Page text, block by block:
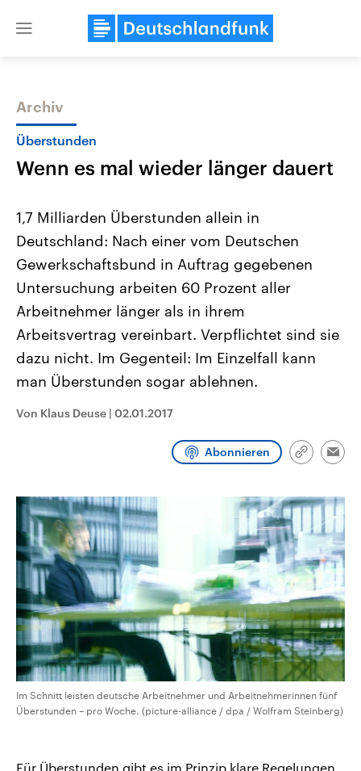
Close
Themen
Landtagswahl Sachsen-Anhalt
2026
Alle Informationen
Sachsen-Anhalt wählt am 6.
September 2026 einen neuen
Landtag. Seit 2021 wird das
Bundesland von einer Koalition aus
CDU, SPD und FDP regiert.-
Umfragen, Prognosen,
und Hintergründe zu den Parteien
und Kandidaten der anstehenden
Aktuelle Beiträge,
Hintergründe
Wirtschaftlich und
gehören die Vereinigten
den mächtigsten Ländern
mit großem Einfluss auf
Sendungen Programm
Archiv
Überstunden
Wenn es mal wieder länger dauert
1,7 Milliarden Überstunden allein in
Deutschland: Nach einer vom Deutschen
Gewerkschaftsbund in Auftrag gegebenen
Untersuchung arbeiten 60 Prozent aller
Arbeitnehmer länger als in ihrem
Arbeitsvertrag vereinbart. Verpflichtet sind sie
dazu nicht. Im Gegenteil: Im Einzelfall kann
man Überstunden sogar ablehnen.
Von Klaus Deuse | 02.01.2017
Abonnieren
Link
Im Schnitt leisten deutsche Arbeitnehmer und Arbeitnehmerinnen fünf
Überstunden – pro Woche. (picture-alliance / dpa / Wolfram Steinberg)
Für Überstunden gibt es im Prinzip klare Regelungen,